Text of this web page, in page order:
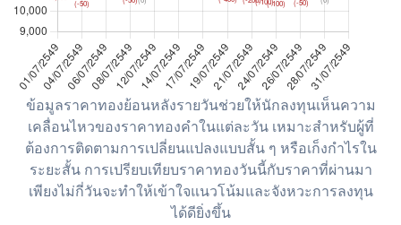
ข้อมูลราคาทองย้อนหลังรายวันช่วยให้นักลงทุนเห็นความ
เคลื่อนไหวของราคาทองคำในแต่ละวัน เหมาะสำหรับผู้ที่
ต้องการติดตามการเปลี่ยนแปลงแบบสั้น ๆ หรือเก็งกำไรใน
ระยะสั้น การเปรียบเทียบราคาทองวันนี้กับราคาที่ผ่านมา
เพียงไม่กี่วันจะทำให้เข้าใจแนวโน้มและจังหวะการลงทุน
ได้ดียิ่งขึ้น